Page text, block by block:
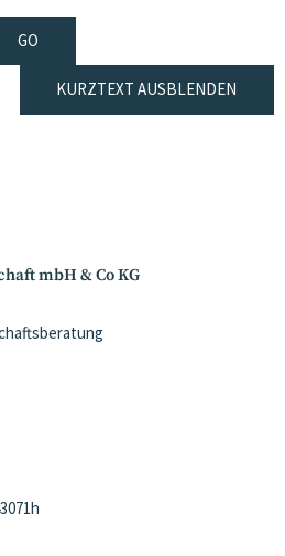
KURZTEXT AUSBLENDEN
mbH & Co KG